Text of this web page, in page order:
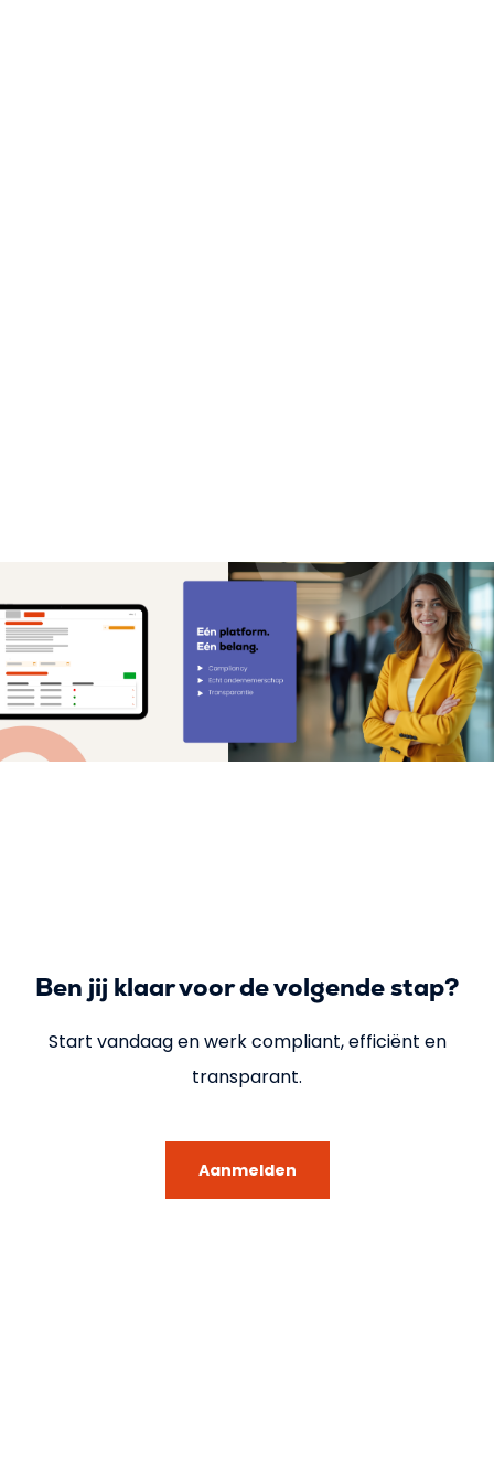
Ben jij klaar voor de volgende stap?
Start vandaag en werk compliant, efficiënt en
transparant.
Aanmelden